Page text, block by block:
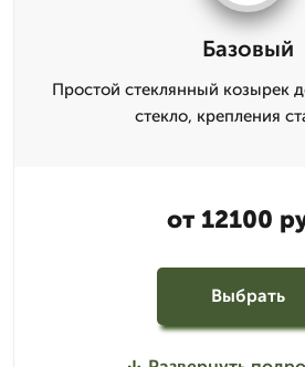
Базовый
Простой стеклянный козырек
стекло, крепления
от 12100
Выбрать